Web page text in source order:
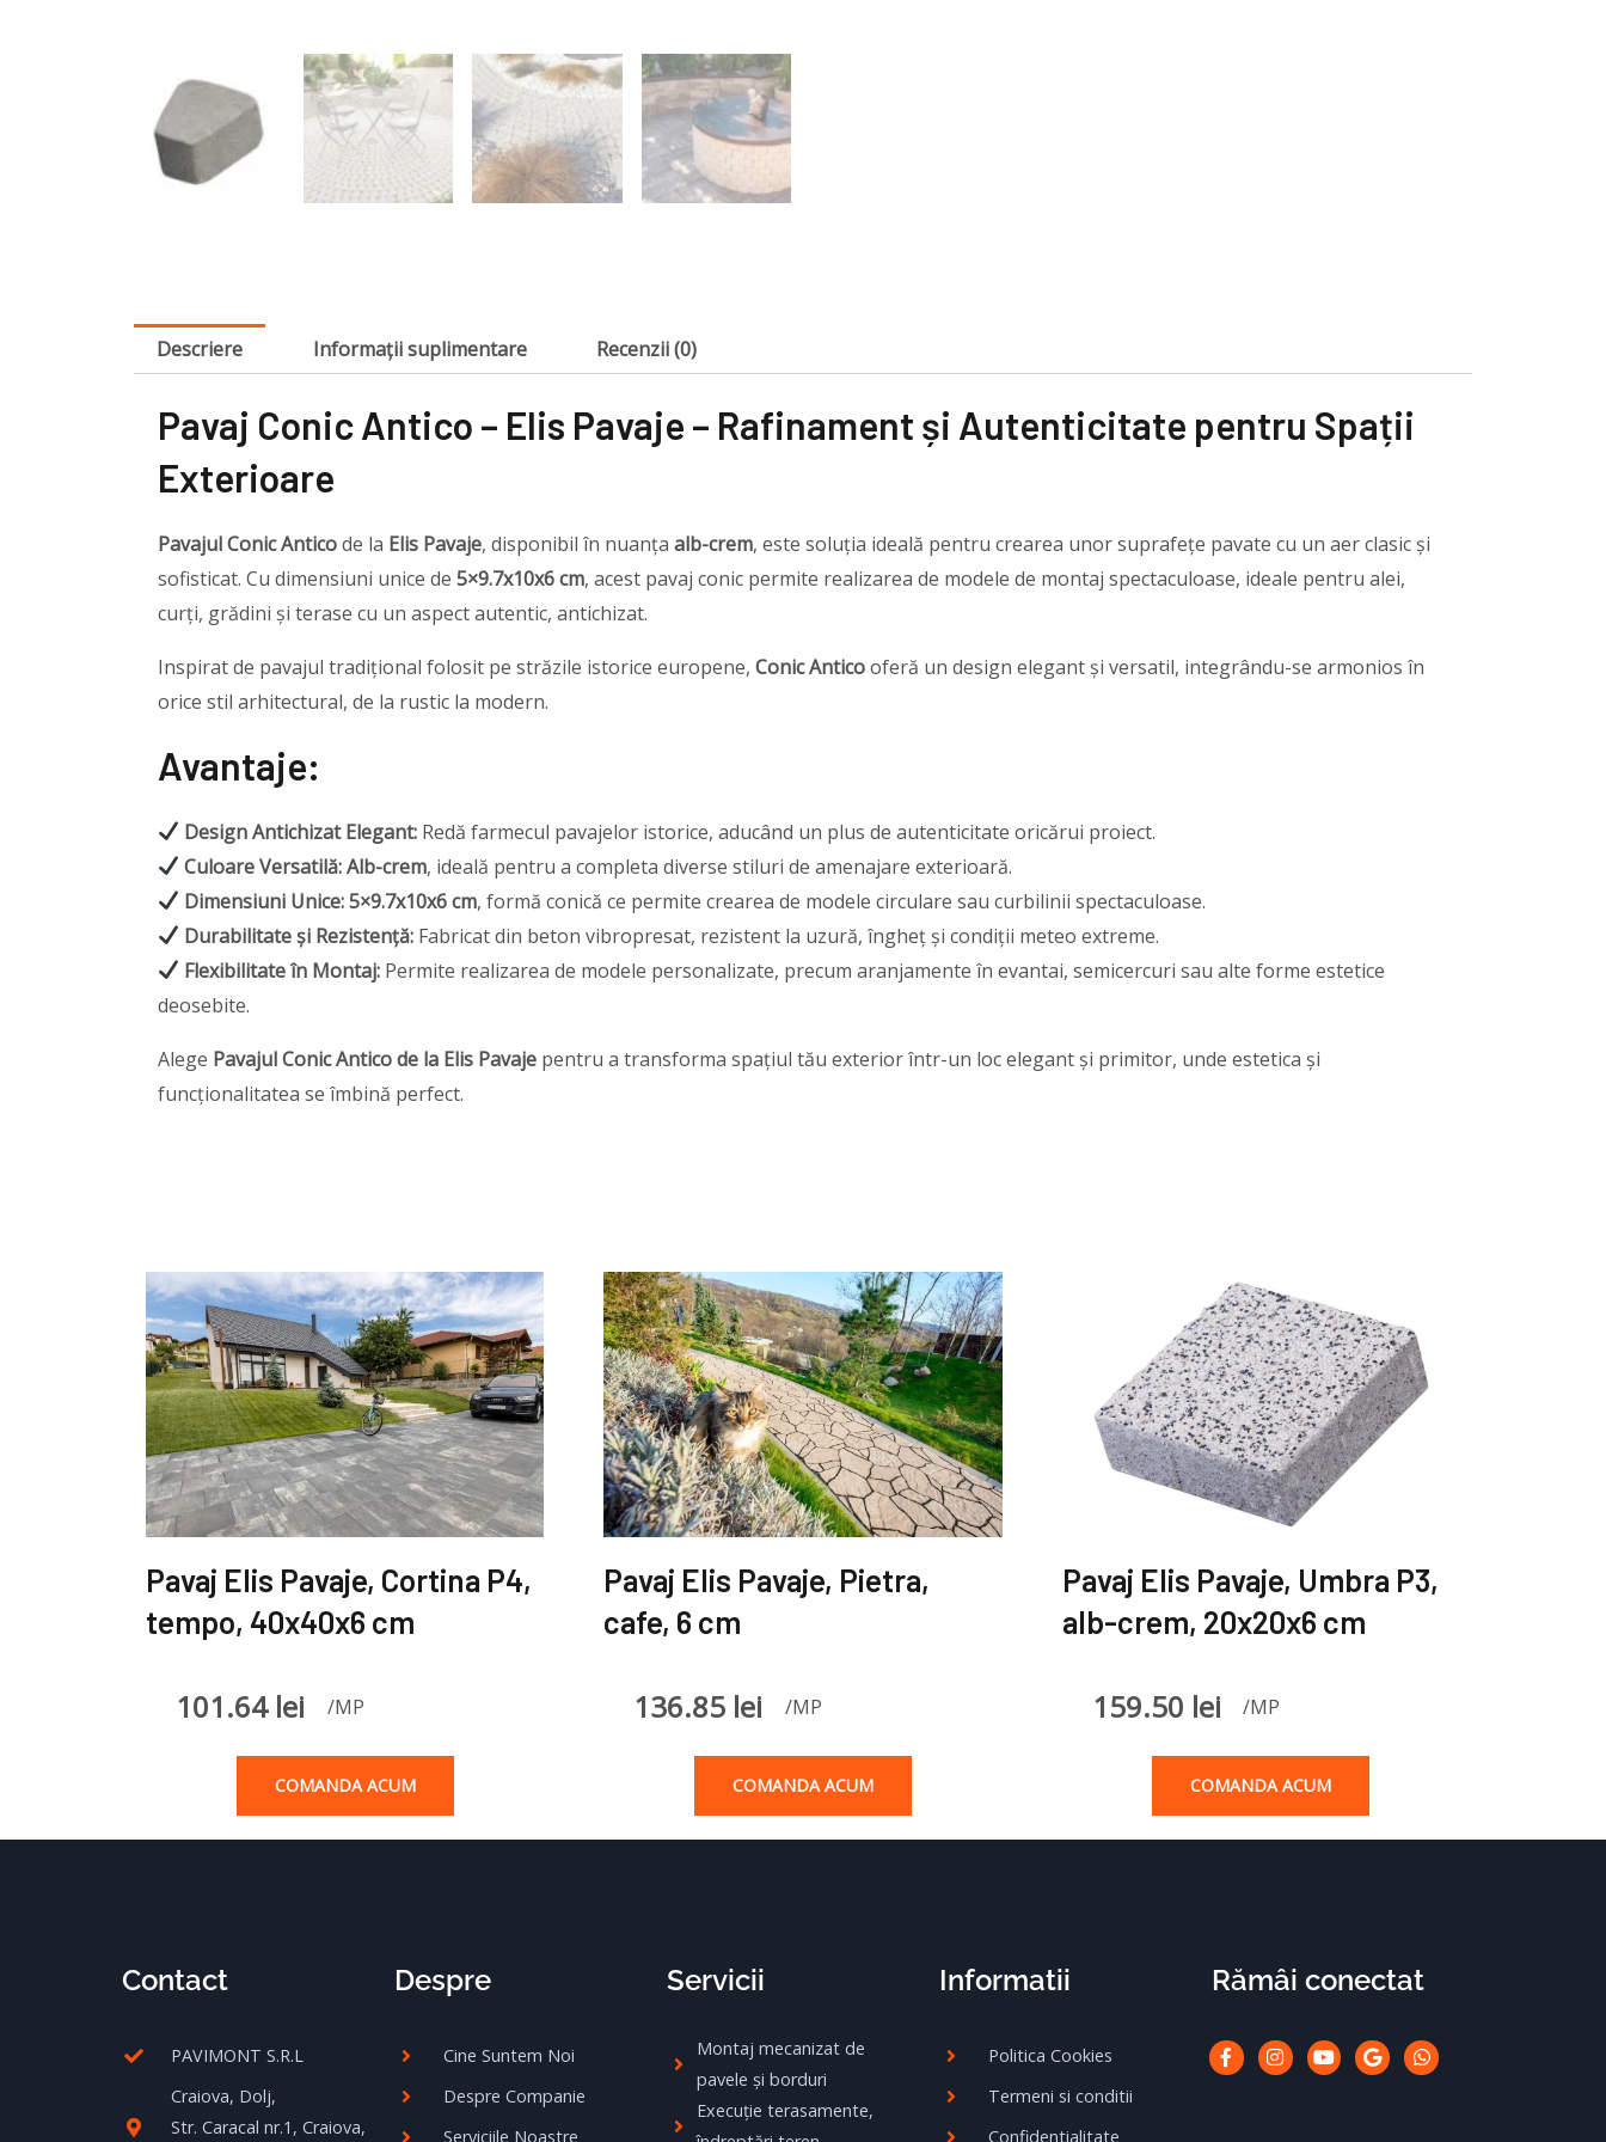
Descriere Informații suplimentare Recenzii (0)
Pavaj Conic Antico – Elis Pavaje – Rafinament și Autenticitate pentru Spații
Exterioare
Pavajul Conic Anticode la Elis Pavaje, disponibil în nuanța alb-crem, este soluția ideală pentru crearea unor suprafețe pavate cu un aer clasic și
sofisticat. Cu dimensiuni unice de 5×9.7x10x6 cm, acest pavaj conic permite realizarea de modele de montaj spectaculoase, ideale pentru alei,
curți, grădini și terase cu un aspect autentic, antichizat.
Inspirat de pavajul tradițional folosit pe străzile istorice europene, Conic Anticooferă un design elegant și versatil, integrându-se armonios în
orice stil arhitectural, de la rustic la modern.
Avantaje:
Design Antichizat Elegant: Redă farmecul pavajelor istorice, aducând un plus de autenticitate oricărui proiect.
Culoare Versatilă:Alb-crem, ideală pentru a completa diverse stiluri de amenajare exterioară.
Dimensiuni Unice:5×9.7x10x6 cm, formă conică ce permite crearea de modele circulare sau curbilinii spectaculoase.
Durabilitate și Rezistență: Fabricat din beton vibropresat, rezistent la uzură, îngheț și condiții meteo extreme.
Flexibilitate în Montaj: Permite realizarea de modele personalizate, precum aranjamente în evantai, semicercuri sau alte forme estetice
deosebite.
Alege Pavajul Conic Antico de la Elis Pavaje pentru a transforma spațiul tău exterior într-un loc elegant și primitor, unde estetica și
funcționalitatea se îmbină perfect.
Pavaj Elis Pavaje, Cortina P4,
tempo, 40x40x6 cm
101.64 lei /MP
COMANDA ACUM
Pavaj Elis Pavaje, Pietra,
cafe, 6 cm
136.85 lei /MP
COMANDA ACUM
Pavaj Elis Pavaje, Umbra P3,
alb-crem, 20x20x6 cm
159.50 lei /MP
COMANDA ACUM
Contact
PAVIMONT S.R.L
Craiova, Dolj,
Str. Caracal nr.1, Craiova,
Despre
Cine Suntem Noi
Despre Companie
Serviciile Noastre
Servicii
Montaj mecanizat de
pavele și borduri
Execuție terasamente,
Informatii
Politica Cookies
Termeni si conditii
Confidentialitate
Rămâi conectat
Facebook-
f
Instagram
YoutubeGoogleWhatsapp